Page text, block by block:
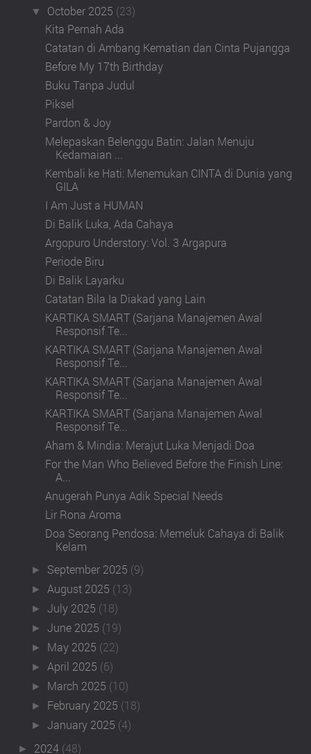
▼ October 2025 (23)
Kita Pernah Ada
Catatan di Ambang Kematian dan Cinta Pujangga
Before My 17th Birthday
Buku Tanpa Judul
Piksel
Pardon & Joy
Melepaskan Belenggu Batin: Jalan Menuju
Kedamaian ...
Kembali ke Hati: Menemukan CINTA di Dunia yang
GILA
I Am Just a HUMAN
Di Balik Luka, Ada Cahaya
Argopuro Understory: Vol. 3 Argapura
Periode Biru
Di Balik Layarku
Catatan Bila Ia Diakad yang Lain
KARTIKA SMART (Sarjana Manajemen Awal
Responsif Te...
KARTIKA SMART (Sarjana Manajemen Awal
Responsif Te...
KARTIKA SMART (Sarjana Manajemen Awal
Responsif Te...
KARTIKA SMART (Sarjana Manajemen Awal
Responsif Te...
Aham & Mindia: Merajut Luka Menjadi Doa
For the Man Who Believed Before the Finish Line:
A...
Anugerah Punya Adik Special Needs
Lir Rona Aroma
Doa Seorang Pendosa: Memeluk Cahaya di Balik
Kelam
► September 2025 (9)
► August 2025 (13)
►July 2025 (18)
►June 2025 (19)
► May 2025 (22)
► April 2025 (6)
► March 2025 (10)
► February 2025 (18)
►January 2025 (4)
► 2024 (48)